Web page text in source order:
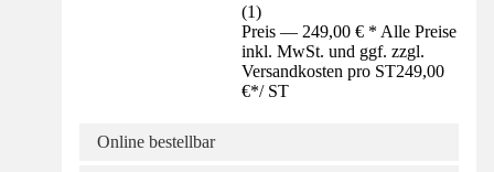
(1)
Preis — 249,00 € * Alle Preise
inkl. MwSt. und ggf. zzgl.
Versandkosten pro ST249,00
€*/ ST
Online bestellbar